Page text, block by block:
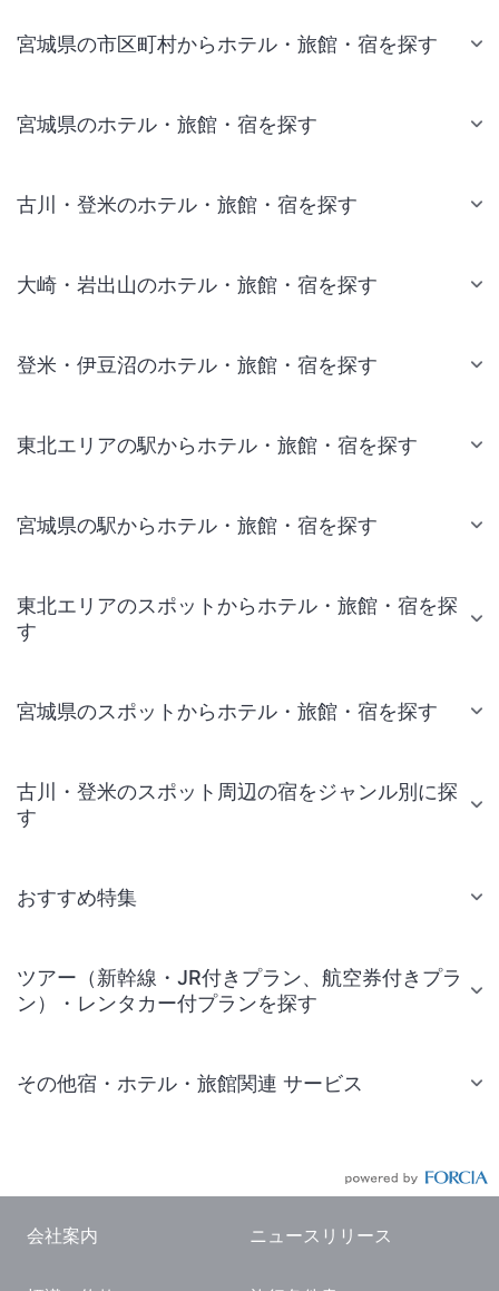
宮城県の市区町村からホテル・旅館・宿を探す
宮城県のホテル・旅館・宿を探す
古川・登米のホテル・旅館・宿を探す
大崎・岩出山のホテル・旅館・宿を探す
登米・伊豆沼のホテル・旅館・宿を探す
東北エリアの駅からホテル・旅館・宿を探す
宮城県の駅からホテル・旅館・宿を探す
東北エリアのスポットからホテル・旅館・宿を探
す
宮城県のスポットからホテル・旅館・宿を探す
古川・登米のスポット周辺の宿をジャンル別に探
す
おすすめ特集
ツアー（新幹線・JR付きプラン、航空券付きプラ
ン）・レンタカー付プランを探す
その他宿・ホテル・旅館関連 サービス
会社案内 ニュースリリース